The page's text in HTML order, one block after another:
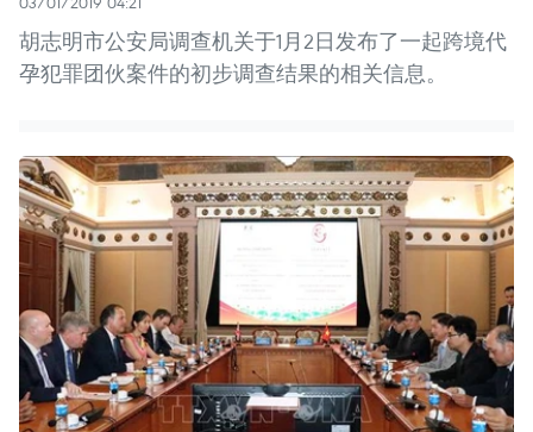
胡志明市公安局调查机关于1月2日发布了一起跨境代
孕犯罪团伙案件的初步调查结果的相关信息。